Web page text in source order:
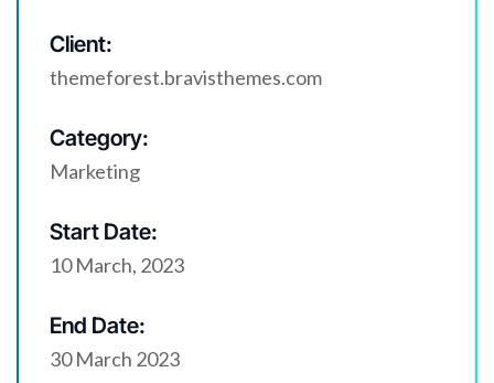
Client:
themeforest.bravisthemes.com
Category:
Marketing
Start Date:
10 March, 2023
End Date:
30 March 2023